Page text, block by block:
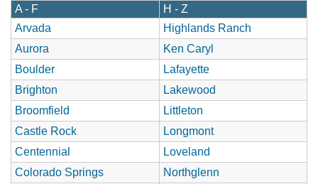
A - F
H - Z
Arvada
Highlands Ranch
Aurora
Ken Caryl
Boulder
Lafayette
Brighton
Lakewood
Broomfield
Littleton
Castle Rock
Longmont
Centennial
Loveland
Colorado Springs
Northglenn